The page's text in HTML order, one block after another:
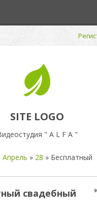
SITE LOGO
" A L F A "
Апрель » 28 » Бесплатный
свадебный